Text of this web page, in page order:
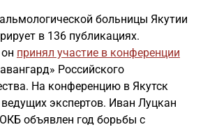
больницы Якутии
в 136 публикациях.
принял участие в конференции
Российского
На конференцию в Якутск
экспертов. Иван Луцкан
объявлен год борьбы с